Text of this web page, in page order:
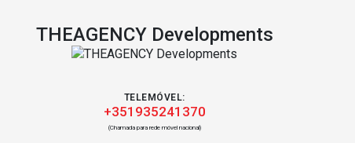
THEAGENCY Developments
TELEMÓVEL:
+351935241370
(Chamada para rede móvel nacional)